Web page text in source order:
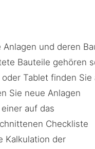
und deren
Bauteile gehören
Tablet finden Sie
Sie neue Anlagen
auf das
Checkliste
Kalkulation der